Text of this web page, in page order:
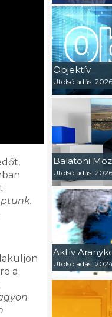
a
Objektív
Utolsó adás:
Balatoni
Utolsó adás:
Aktív
Utolsó adás: